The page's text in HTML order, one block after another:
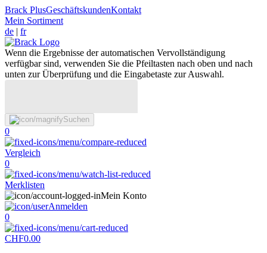
Brack PlusGeschäftskundenKontakt
Mein Sortiment
de | fr
Wenn die Ergebnisse der automatischen Vervollständigung
verfügbar sind, verwenden Sie die Pfeiltasten nach oben und nach
unten zur Überprüfung und die Eingabetaste zur Auswahl.
Suchen
0
Vergleich
0
Merklisten
Mein Konto
Anmelden
0
CHF0.00